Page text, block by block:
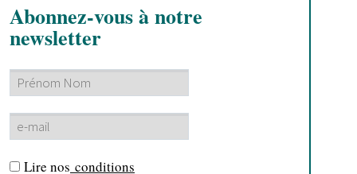
Abonnez-vous à notre
newsletter
Lire nos conditions